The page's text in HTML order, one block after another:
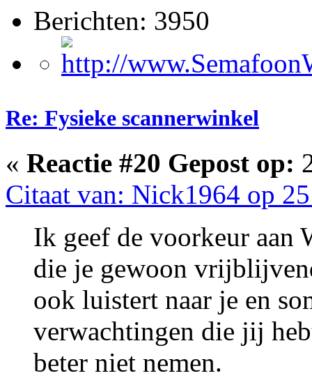
Berichten: 3950
Re: Fysieke scannerwinkel
« Reactie #20 Gepost op:
Citaat van: Nick1964 op
Ik geef de voorkeur aan
die je gewoon
ook luistert naar je en
verwachtingen die jij
beter niet nemen.